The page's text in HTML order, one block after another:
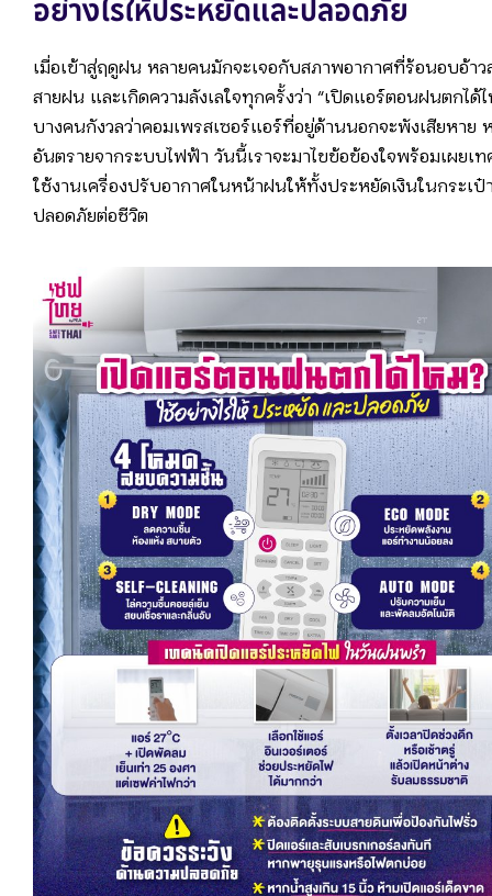
อย่างไรให้ประหยัดและปลอดภัย
เมื่อเข้าสู่ฤดูฝน หลายคนมักจะเจอกับสภาพอากาศที่ร้อนอบอ้า
สายฝน และเกิดความลังเลใจทุกครั้งว่า “เปิดแอร์ตอนฝนตกได้ไ
บางคนกังวลว่าคอมเพรสเซอร์แอร์ที่อยู่ด้านนอกจะพังเสียหาย
อันตรายจากระบบไฟฟ้า วันนี้เราจะมาไขข้อข้องใจพร้อมเผยเ
ใช้งานเครื่องปรับอากาศในหน้าฝนให้ทั้งประหยัดเงินในกระเป๋
ปลอดภัยต่อชีวิต